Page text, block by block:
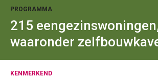
PROGRAMMA
215
waaronder
KENMERKEND